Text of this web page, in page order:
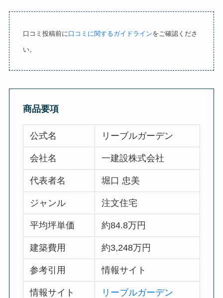
5
口コミ投稿前に口コミに関するガイドラインをご確認くださ
い。
商品要項
公式名 リーブルガーデン
会社名 一建設株式会社
代表者名 堀口 忠美
ジャンル 注文住宅
平均坪単価 約84.8万円
建築費用 約3,248万円
参考引用 情報サイト
情報サイト リーブルガーデン